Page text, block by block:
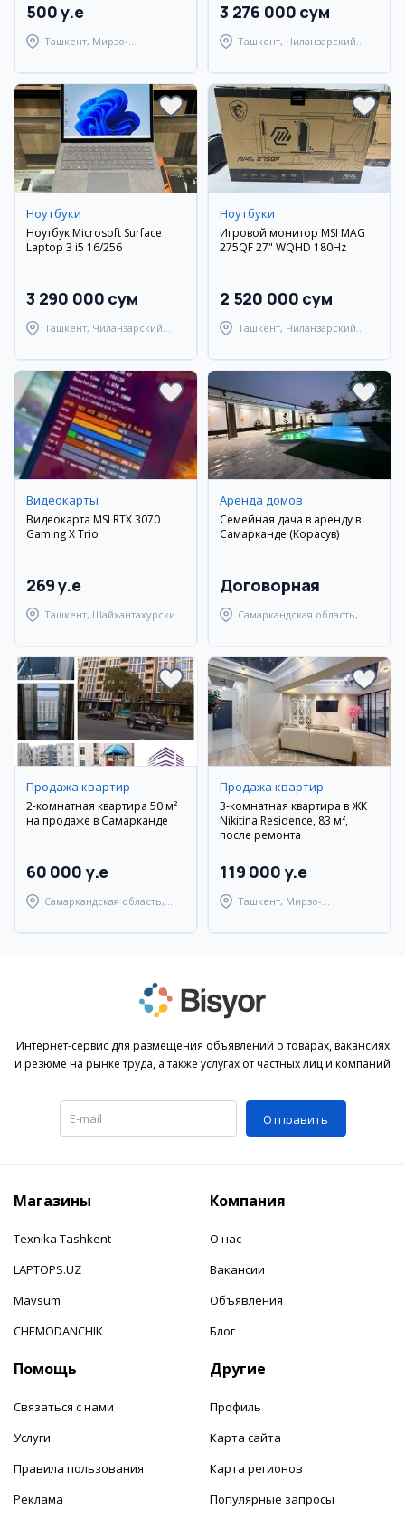
500 y.e
Ташкент, Мирзо-
3 276 000 сум
Ташкент, Чиланзарский
Ноутбуки
Ноутбук Microsoft Surface
Laptop 3 i5 16/256
3 290 000 сум
Ташкент, Чиланзарский
Ноутбуки
Игровой монитор MSI MAG
275QF 27" WQHD 180Hz
2 520 000 сум
Ташкент, Чиланзарский
Видеокарты
Видеокарта MSI RTX 3070
Gaming X Trio
269 y.e
Ташкент, Шайхантахурский
Аренда домов
Семейная дача в аренду в
Самарканде (Корасув)
Договорная
Самаркандская область,
Продажа квартир
2-комнатная квартира 50 м²
на продаже в Самарканде
60 000 y.e
Самаркандская область,
Продажа квартир
3-комнатная квартира в ЖК
Nikitina Residence, 83 м²,
после ремонта
119 000 y.e
Ташкент, Мирзо-
Интернет-сервис для размещения объявлений о товарах, вакансиях
и резюме на рынке труда, а также услугах от частных лиц и компаний
Отправить
Магазины
Texnika Tashkent
LAPTOPS.UZ
Mavsum
CHEMODANCHIK
Компания
О нас
Вакансии
Объявления
Блог
Помощь
Связаться с нами
Услуги
Правила пользования
Реклама
Другие
Профиль
Карта сайта
Карта регионов
Популярные запросы